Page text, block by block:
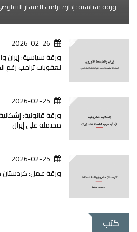
ورقة سياسية: إدارة ترامب للمسار
2026-02-26
ورقة سياسية: إيران
لعقوبات ترامب رغم
2026-02-25
ورقة قانونية:
محتملة على إيران
2026-02-25
ورقة عمل: كردستان
كتب